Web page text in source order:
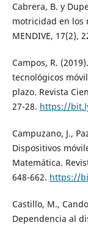
Cabrera, B. y
motricidad en los
MENDIVE, 17(2),
Campos, R.
tecnológicos
plazo. Revista
27-28. https://
Campuzano, J.,
Dispositivos
Matemática.
648-662. https://
Castillo, M.,
Dependencia al